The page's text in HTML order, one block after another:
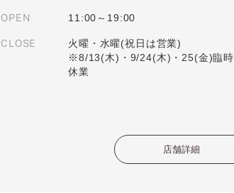
OPEN 11:00～19:00
CLOSE
火曜・水曜(祝日は営業)
※8/13(木)・9/24(木)・25(金)臨時
休業
店舗詳細